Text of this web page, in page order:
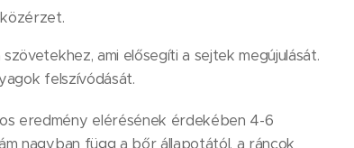
ami elősegíti a sejtek megújulását.
felszívódását.
eredmény elérésének érdekében 4-6
nagyban függ a bőr állapotától, a ráncok